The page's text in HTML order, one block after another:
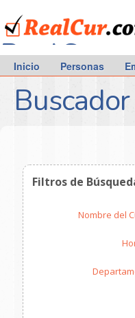
Inicio Personas